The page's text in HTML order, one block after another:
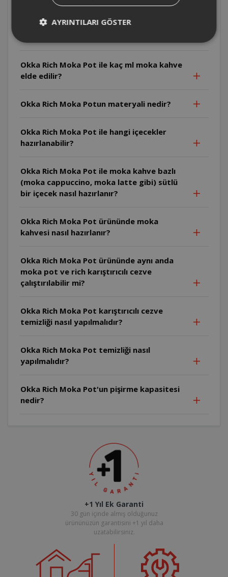
Okka Rich Moka Pot için hangi kahve
Okka Rich Moka Pot ile kaç ml moka kahve
elde edilir?
Okka Rich Moka Potun materyali nedir?
Okka Rich Moka Pot ile hangi içecekler
hazırlanabilir?
Okka Rich Moka Pot ile moka kahve bazlı
(moka cappuccino, moka latte gibi) sütlü
bir içecek nasıl hazırlanır?
Okka Rich Moka Pot ürününde moka
kahvesi nasıl hazırlanır?
Okka Rich Moka Pot ürününde aynı anda
moka pot ve rich karıştırıcılı cezve
çalıştırılabilir mi?
Okka Rich Moka Pot karıştırıcılı cezve
temizliği nasıl yapılmalıdır?
Okka Rich Moka Pot temizliği nasıl
yapılmalıdır?
Okka Rich Moka Pot'un pişirme kapasitesi
nedir?
+1 Yıl Ek Garanti
30 gün içinde almış olduğunuz
ürününüzün garantisini +1 yıl daha
uzatabilirsiniz.
AYRINTILARI GÖSTER